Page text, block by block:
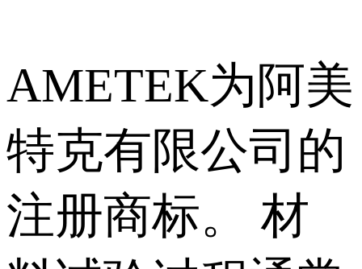
AMETEK为阿美
特克有限公司的
注册商标。 材